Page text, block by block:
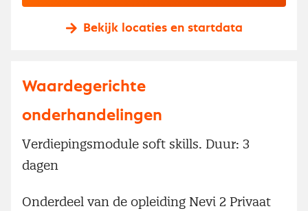
Bekijk locaties en startdata
Waardegerichte
onderhandelingen
Verdiepingsmodule soft skills. Duur: 3
dagen
Onderdeel van de opleiding Nevi 2 Privaat